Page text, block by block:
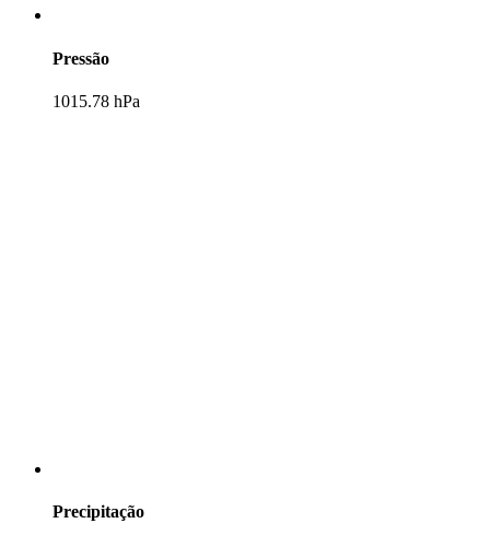
Pressão
1015.78 hPa
Precipitação